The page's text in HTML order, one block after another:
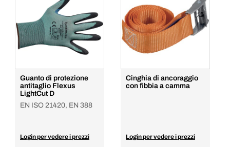
Guanto di protezione
antitaglio Flexus
LightCut D
EN ISO 21420, EN 388
Login per vedere i prezzi
Cinghia di ancoraggio
con fibbia a camma
Login per vedere i prezzi